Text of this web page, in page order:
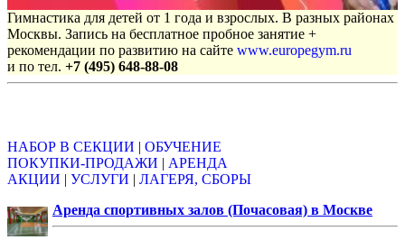
Гимнастика для детей от 1 года и взрослых. В разных районах
Москвы. Запись на бесплатное пробное занятие +
рекомендации по развитию на сайте www.europegym.ru
и по тел. +7 (495) 648-88-08
НАБОР В СЕКЦИИ | ОБУЧЕНИЕ
ПОКУПКИ-ПРОДАЖИ | АРЕНДА
АКЦИИ | УСЛУГИ | ЛАГЕРЯ, СБОРЫ
Аренда спортивных залов (Почасовая) в Москве